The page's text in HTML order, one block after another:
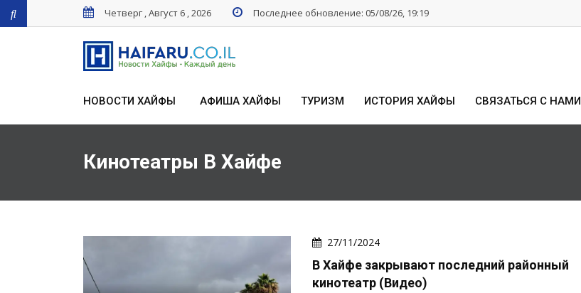
Четверг , Август 6 , 2026 Последнее обновление: 05/08/26, 19:19
НОВОСТИ ХАЙФЫ АФИША ХАЙФЫ ТУРИЗМ ИСТОРИЯ ХАЙФЫ СВЯЗАТЬСЯ С НАМИ
Кинотеатры В Хайфе
27/11/2024
В Хайфе закрывают последний районный
кинотеатр (Видео)